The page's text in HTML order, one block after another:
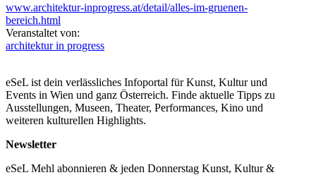
www.architektur-inprogress.at/detail/alles-im-gruenen-
bereich.html
Veranstaltet von:
architektur in progress
eSeL ist dein verlässliches Infoportal für Kunst, Kultur und
Events in Wien und ganz Österreich. Finde aktuelle Tipps zu
Ausstellungen, Museen, Theater, Performances, Kino und
weiteren kulturellen Highlights.
Newsletter
eSeL Mehl abonnieren & jeden Donnerstag Kunst, Kultur &